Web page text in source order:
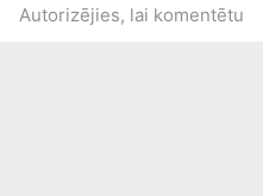
Autorizējies, lai komentētu